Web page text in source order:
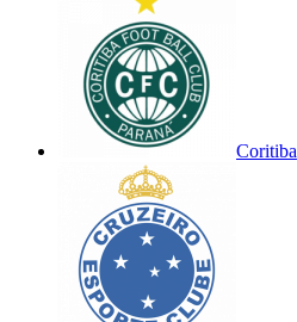
Coritiba